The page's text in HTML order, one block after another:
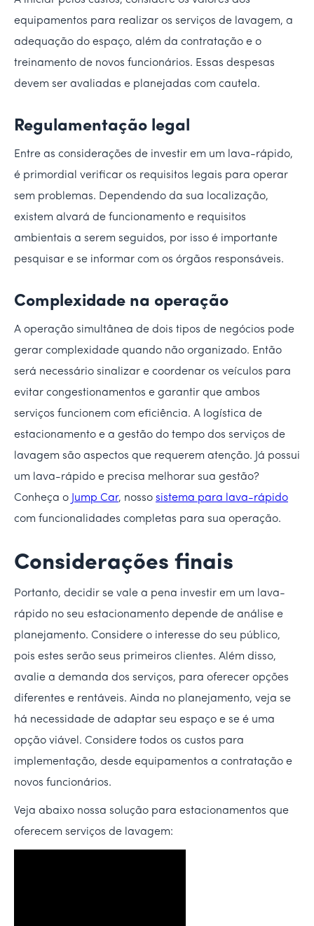
equipamentos para realizar os serviços de lavagem, a
adequação do espaço, além da contratação e o
treinamento de novos funcionários. Essas despesas
devem ser avaliadas e planejadas com cautela.
Regulamentação legal
Entre as considerações de investir em um lava-rápido,
é primordial verificar os requisitos legais para operar
sem problemas. Dependendo da sua localização,
existem alvará de funcionamento e requisitos
ambientais a serem seguidos, por isso é importante
pesquisar e se informar com os órgãos responsáveis.
Complexidade na operação
A operação simultânea de dois tipos de negócios pode
gerar complexidade quando não organizado. Então
será necessário sinalizar e coordenar os veículos para
evitar congestionamentos e garantir que ambos
serviços funcionem com eficiência. A logística de
estacionamento e a gestão do tempo dos serviços de
lavagem são aspectos que requerem atenção. Já possui
um lava-rápido e precisa melhorar sua gestão?
Conheça o Jump Car, nosso sistema para lava-rápido
com funcionalidades completas para sua operação.
Considerações finais
Portanto, decidir se vale a pena investir em um lava-
rápido no seu estacionamento depende de análise e
planejamento. Considere o interesse do seu público,
pois estes serão seus primeiros clientes. Além disso,
avalie a demanda dos serviços, para oferecer opções
diferentes e rentáveis. Ainda no planejamento, veja se
há necessidade de adaptar seu espaço e se é uma
opção viável. Considere todos os custos para
implementação, desde equipamentos a contratação e
novos funcionários.
Veja abaixo nossa solução para estacionamentos que
oferecem serviços de lavagem: